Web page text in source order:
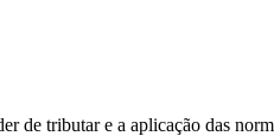
de tributar e a aplicação das